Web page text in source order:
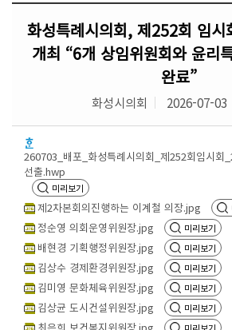
회
소
식
소
개
회
의
록
인
터
넷
방
화성특례시의회, 제252회 임시
개최 “6개 상임위원회와 윤리
완료”
화성시의회 2026-07-03
260703_배포_화성특례시의회_제252회임시회
선출.hwp
미리보기
제2차본회의진행하는 이계철 의장.jpg
정순영 의회운영위원장.jpg 미리보기
배현경 기획행정위원장.jpg 미리보기
김상수 경제환경위원장.jpg 미리보기
김미영 문화체육위원장.jpg 미리보기
김상균 도시건설위원장.jpg 미리보기